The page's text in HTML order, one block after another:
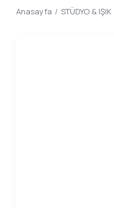
Anasayfa STÜDYO & IŞIK